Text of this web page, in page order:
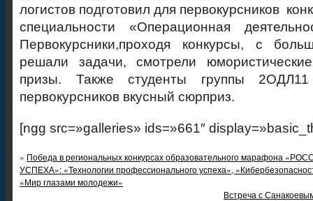
логистов подготовил для первокурсников
специальности «Операционная
Первокурсники,проходя конкурсы, с
решали задачи, смотрели
призы. Также студенты группы 2ОДЛ11
первокурсников вкусный сюрприз.
[ngg src=»galleries» ids=»661″
« Победа в региональных конкурсах образовательного марафона
УСПЕХА»: «Технологии профессионального успеха»,
«Мир глазами молодежи»
Встреча с